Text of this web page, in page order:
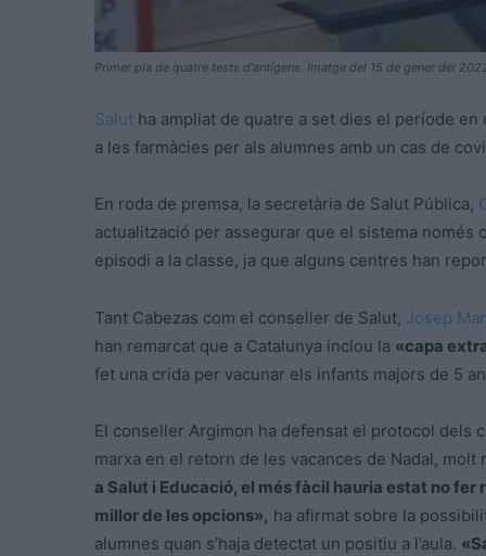
Primer pla de quatre tests d'antígens. Imatge del 15 de gener del
Salut ha ampliat de quatre a set dies el període en
a les farmàcies per als alumnes amb un cas de
En roda de premsa, la secretària de Salut Pública,
actualització per assegurar que el sistema només
episodi a la classe, ja que alguns centres han
Tant Cabezas com el conseller de Salut, Josep
han remarcat que a Catalunya inclou la «capa
fet una crida per vacunar els infants majors de 5
El conseller Argimon ha defensat el protocol dels
marxa en el retorn de les vacances de Nadal,
a Salut i Educació, el més fàcil hauria estat no
millor de les opcions», ha afirmat sobre la
alumnes quan s’haja detectat un positiu a l’aula.